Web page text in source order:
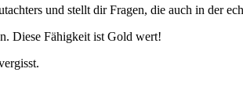
und stellt dir Fragen, die auch in der
Diese Fähigkeit ist Gold wert!